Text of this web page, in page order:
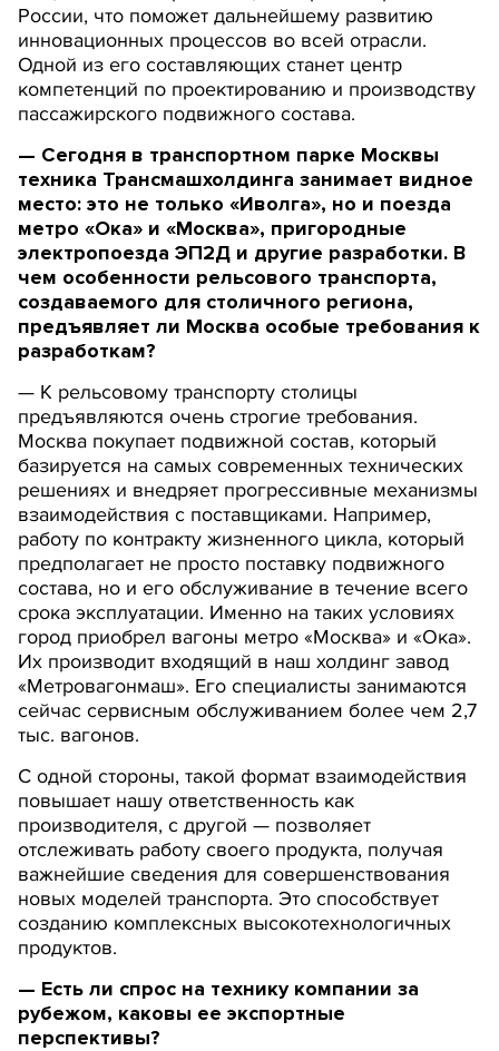
России, что поможет дальнейшему развитию
инновационных процессов во всей отрасли.
Одной из его составляющих станет центр
компетенций по проектированию и производству
пассажирского подвижного состава.
— Сегодня в транспортном парке Москвы
техника Трансмашхолдинга занимает видное
место: это не только «Иволга», но и поезда
метро «Ока» и «Москва», пригородные
электропоезда ЭП2Д и другие разработки. В
чем особенности рельсового транспорта,
создаваемого для столичного региона,
предъявляет ли Москва особые требования к
разработкам?
— К рельсовому транспорту столицы
предъявляются очень строгие требования.
Москва покупает подвижной состав, который
базируется на самых современных технических
решениях и внедряет прогрессивные механизмы
взаимодействия с поставщиками. Например,
работу по контракту жизненного цикла, который
предполагает не просто поставку подвижного
состава, но и его обслуживание в течение всего
срока эксплуатации. Именно на таких условиях
город приобрел вагоны метро «Москва» и «Ока».
Их производит входящий в наш холдинг завод
«Метровагонмаш». Его специалисты занимаются
сейчас сервисным обслуживанием более чем 2,7
тыс. вагонов.
С одной стороны, такой формат взаимодействия
повышает нашу ответственность как
производителя, с другой — позволяет
отслеживать работу своего продукта, получая
важнейшие сведения для совершенствования
новых моделей транспорта. Это способствует
созданию комплексных высокотехнологичных
продуктов.
— Есть ли спрос на технику компании за
рубежом, каковы ее экспортные
перспективы?